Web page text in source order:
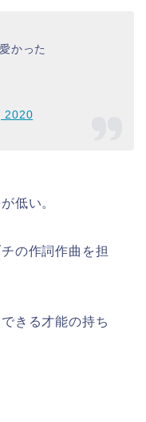
かった
2020
低い。
の作詞作曲を担
きる才能の持ち